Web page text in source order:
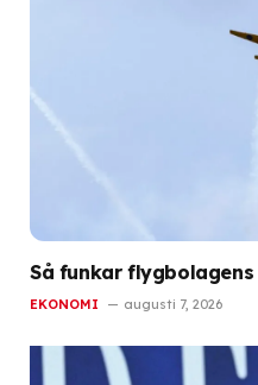
Så funkar flygbolagens
EKONOMI augusti 7, 2026